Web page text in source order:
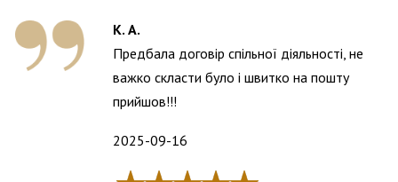
К. А.
Предбала договір спільної діяльності, не
важко скласти було і швитко на пошту
прийшов!!!
2025-09-16